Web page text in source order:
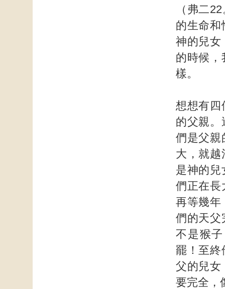
（弗二
的生命和
神的兒女
的時候，
樣。
想想有四
的父親。
們是父親
大，就越
是神的兒
們正在長
再等幾年
們的天父
不是猴
罷！至終
父的兒女
要完全，